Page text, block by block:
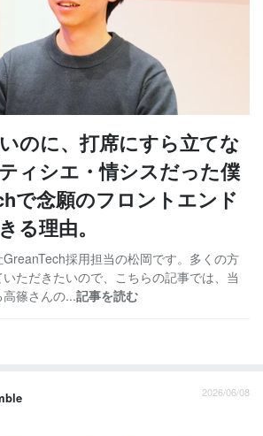
のに、打席にすら立てな
ィシエ・情シスだった僕
で念願のフロントエンド
る理由。
採用担当の松岡です。多くの方
ただきたいので、こちらの記事では、当
篠さんの...記事を読む
2026/06/08